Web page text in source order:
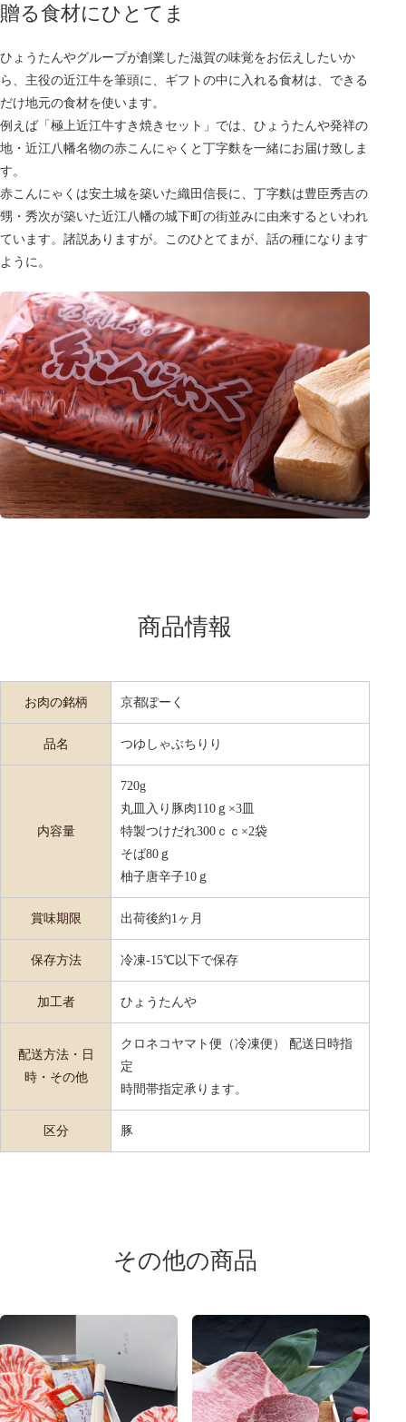
贈る食材にひとてま
ひょうたんやグループが創業した滋賀の味覚をお伝えしたいか
ら、主役の近江牛を筆頭に、ギフトの中に入れる食材は、できる
だけ地元の食材を使います。
例えば「極上近江牛すき焼きセット」では、ひょうたんや発祥の
地・近江八幡名物の赤こんにゃくと丁字麩を一緒にお届け致しま
す。
赤こんにゃくは安土城を築いた織田信長に、丁字麩は豊臣秀吉の
甥・秀次が築いた近江八幡の城下町の街並みに由来するといわれ
ています。諸説ありますが。このひとてまが、話の種になります
ように。
商品情報
お肉の銘柄 京都ぽーく
品名 つゆしゃぶちりり
内容量
720g
丸皿入り豚肉110ｇ×3皿
特製つけだれ300ｃｃ×2袋
そば80ｇ
柚子唐辛子10ｇ
賞味期限 出荷後約1ヶ月
保存方法 冷凍-15℃以下で保存
加工者 ひょうたんや
配送方法・日
時・その他
クロネコヤマト便（冷凍便） 配送日時指
定
時間帯指定承ります。
区分 豚
その他の商品